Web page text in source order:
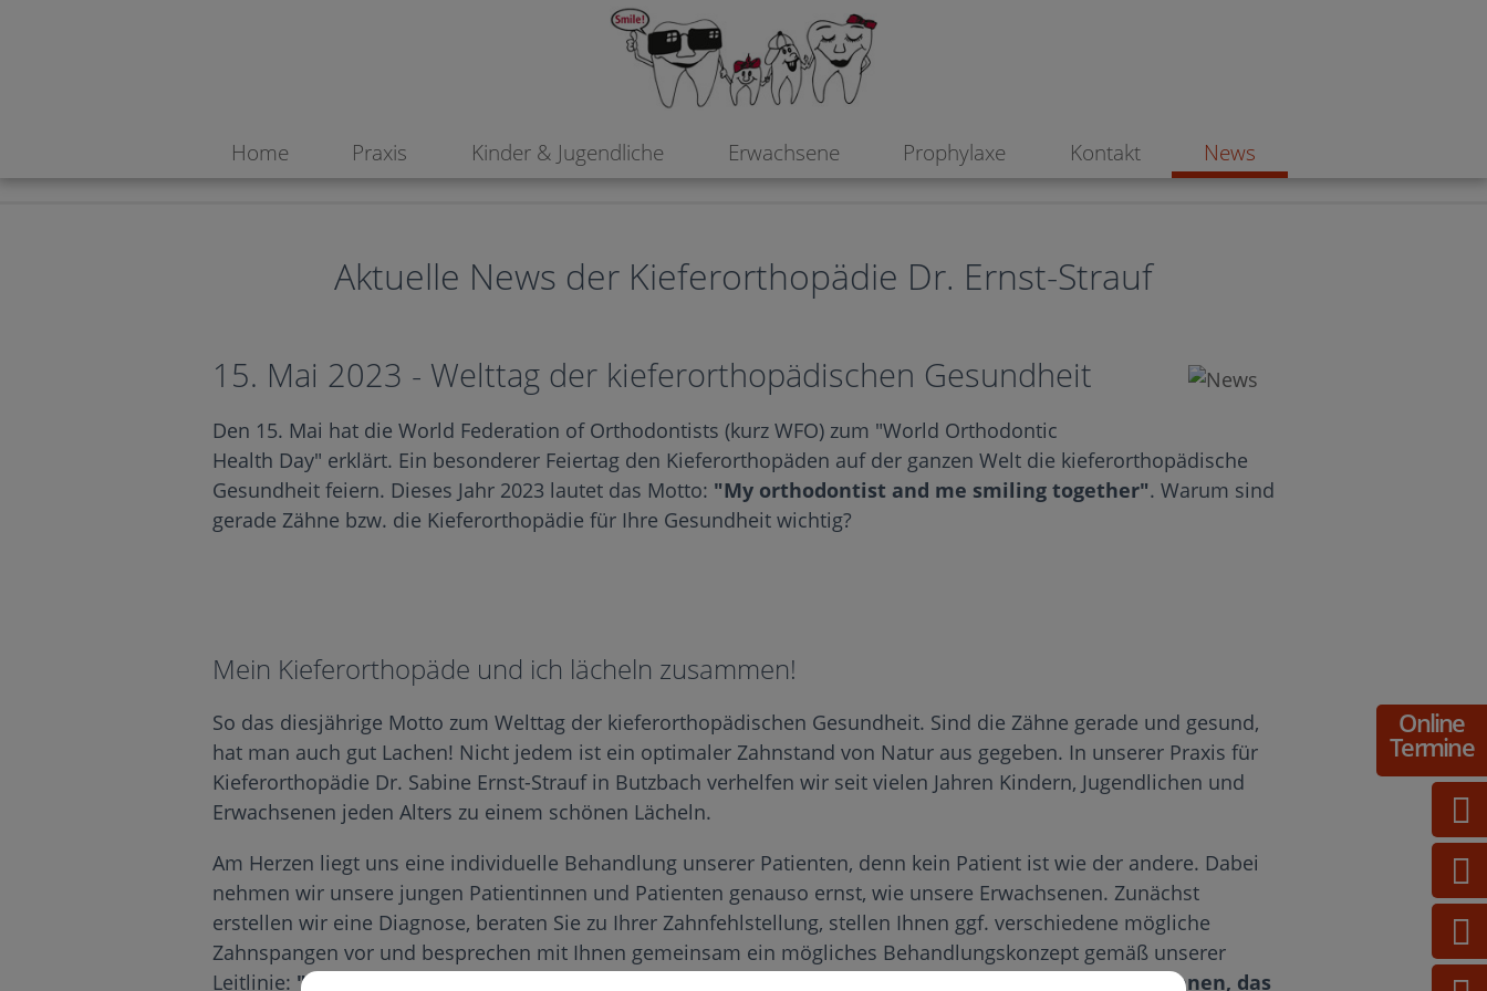
"My orthodontist and me smiling together". Warum sind gerade Zähne bzw. die Kieferorthopädie für Ihre Gesundheit wichtig?>
Online
Termine
Home Praxis Kinder & Jugendliche Erwachsene Prophylaxe Kontakt News
Aktuelle News der Kieferorthopädie Dr. Ernst-Strauf
15. Mai 2023 - Welttag der kieferorthopädischen Gesundheit
Den 15. Mai hat die World Federation of Orthodontists (kurz WFO) zum "World Orthodontic
Health Day" erklärt. Ein besonderer Feiertag den Kieferorthopäden auf der ganzen Welt die kieferorthopädische
Gesundheit feiern. Dieses Jahr 2023 lautet das Motto: "My orthodontist and me smiling together". Warum sind
gerade Zähne bzw. die Kieferorthopädie für Ihre Gesundheit wichtig?
Mein Kieferorthopäde und ich lächeln zusammen!
So das diesjährige Motto zum Welttag der kieferorthopädischen Gesundheit. Sind die Zähne gerade und gesund,
hat man auch gut Lachen! Nicht jedem ist ein optimaler Zahnstand von Natur aus gegeben. In unserer Praxis für
Kieferorthopädie Dr. Sabine Ernst-Strauf in Butzbach verhelfen wir seit vielen Jahren Kindern, Jugendlichen und
Erwachsenen jeden Alters zu einem schönen Lächeln.
Am Herzen liegt uns eine individuelle Behandlung unserer Patienten, denn kein Patient ist wie der andere. Dabei
nehmen wir unsere jungen Patientinnen und Patienten genauso ernst, wie unsere Erwachsenen. Zunächst
erstellen wir eine Diagnose, beraten Sie zu Ihrer Zahnfehlstellung, stellen Ihnen ggf. verschiedene mögliche
Zahnspangen vor und besprechen mit Ihnen gemeinsam ein mögliches Behandlungskonzept gemäß unserer
Leitlinie: "Gemeinsam kommen wir lachend zum Ziel - ein Lächeln mit gesunden und geraden Zähnen, das